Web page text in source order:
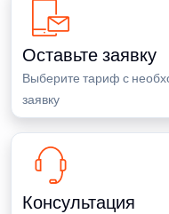
Оставьте заявку
Выберите тариф с
заявку
Консультация